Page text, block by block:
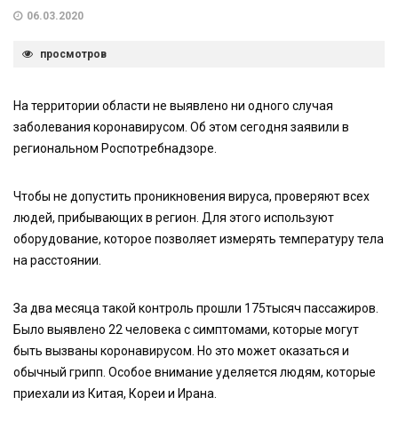
06.03.2020
просмотров
На территории области не выявлено ни одного случая
заболевания коронавирусом. Об этом сегодня заявили в
региональном Роспотребнадзоре.
Чтобы не допустить проникновения вируса, проверяют всех
людей, прибывающих в регион. Для этого используют
оборудование, которое позволяет измерять температуру тела
на расстоянии.
За два месяца такой контроль прошли 175тысяч пассажиров.
Было выявлено 22 человека с симптомами, которые могут
быть вызваны коронавирусом. Но это может оказаться и
обычный грипп. Особое внимание уделяется людям, которые
приехали из Китая, Кореи и Ирана.